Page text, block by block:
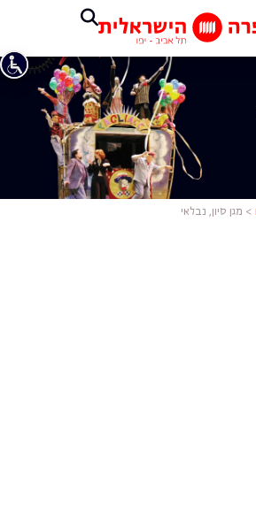
מגן סיון, > מגן סיון, נבלאי